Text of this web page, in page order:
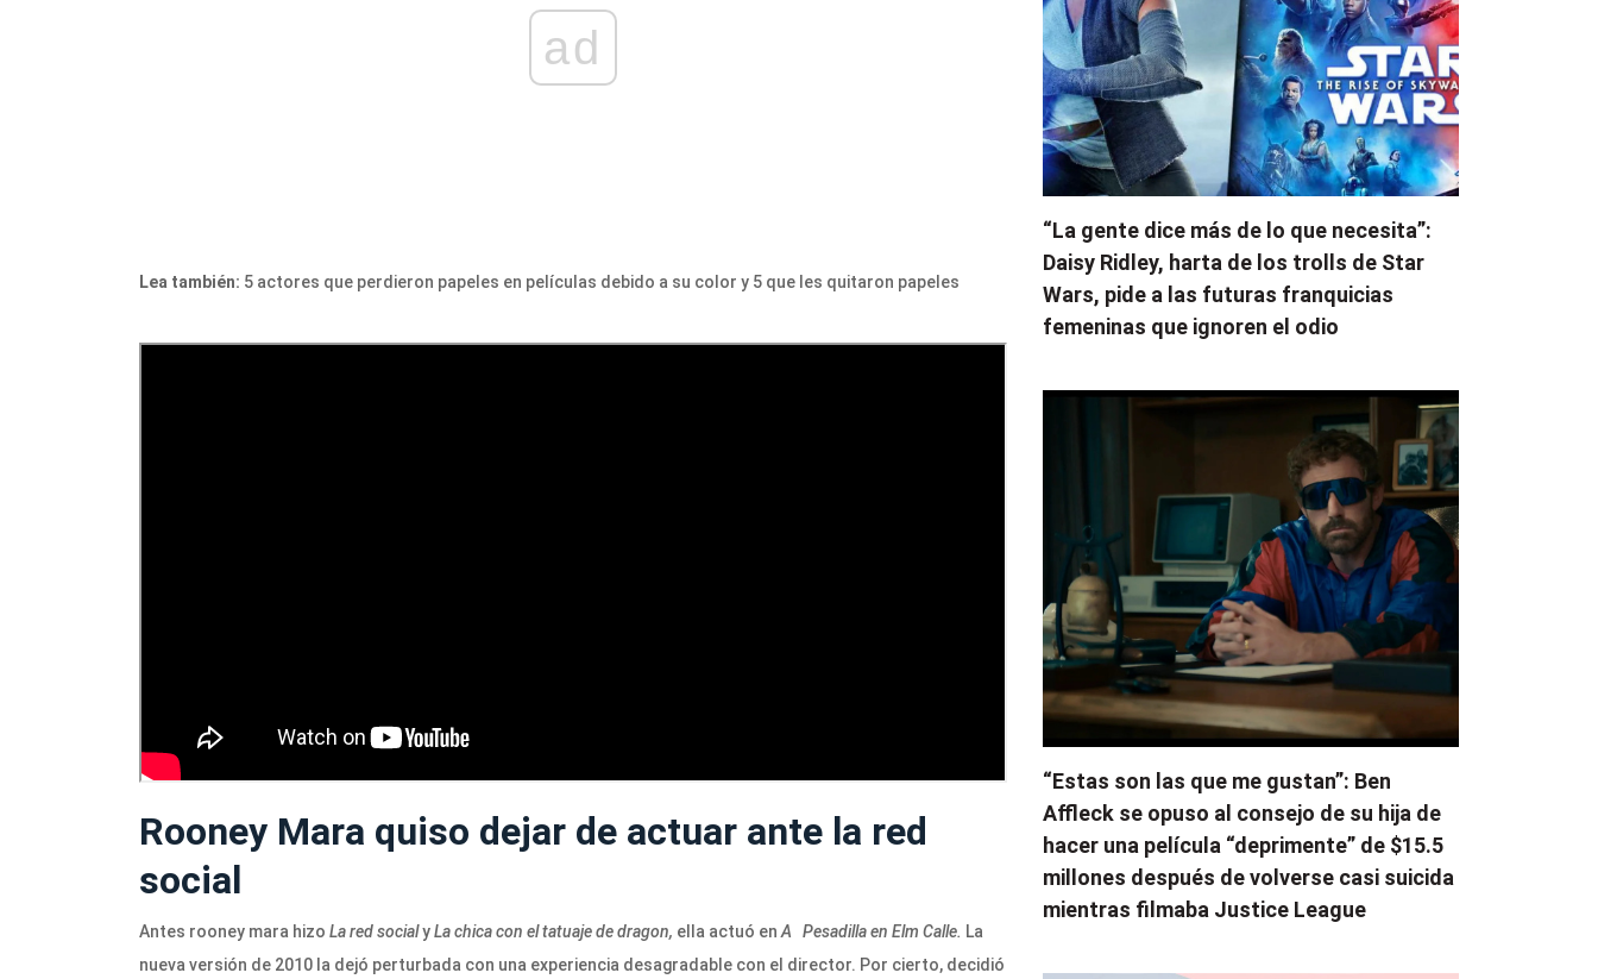
ad
Lea también: 5 actores que perdieron papeles en películas debido a su color y 5 que les quitaron papeles
Rooney Mara quiso dejar de actuar ante la red
social
Antes rooney mara hizo La red socialyLa chica con el tatuaje de dragon, ella actuó en A Pesadilla en Elm Calle. La
nueva versión de 2010 la dejó perturbada con una experiencia desagradable con el director. Por cierto, decidió
“La gente dice más de lo que necesita”:
Daisy Ridley, harta de los trolls de Star
Wars, pide a las futuras franquicias
femeninas que ignoren el odio
“Estas son las que me gustan”: Ben
Affleck se opuso al consejo de su hija de
hacer una película “deprimente” de $15.5
millones después de volverse casi suicida
mientras filmaba Justice League